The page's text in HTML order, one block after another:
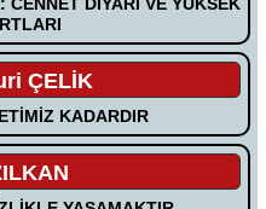
ÇELİK
KADARDIR